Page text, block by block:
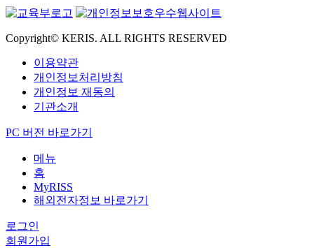
Copyright© KERIS. ALL RIGHTS RESERVED
이용약관
개인정보처리방침
개인정보 재동의
기관소개
PC 버전 바로가기
메뉴
홈
MyRISS
해외전자정보 바로가기
로그인
회원가입